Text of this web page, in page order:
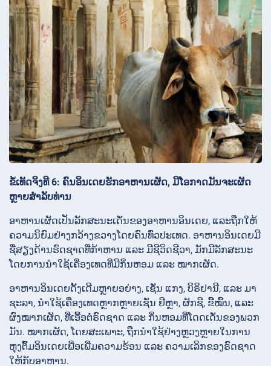
ຂໍ້ເທັດຈິງທີ 6: ຄົນອິນເດຍຮັກອາຫານເຜັດ, ມີໂອກາດມັນຈະເຜັດ
ຫຼາຍສຳລັບທ່ານ
ອາຫານເຜັດເປັນລັກສະນະເດັ່ນຂອງອາຫານອິນເດຍ, ແລະຖືກໃຫ້
ຄວາມນິຍົມຢ່າງກວ້າງຂວາງໂດຍຄົນທົ່ວປະເທດ. ອາຫານອິນເດຍມີ
ຊື່ສຽງດ້ານຣົດຊາດທີ່ກ້າຫານ ແລະ ມີຊີວິດຊີວາ, ມັກມີລັກສະນະ
ໂດຍການນຳໃຊ້ເຄື່ອງເທດທີ່ມີກິ່ນຫອມ ແລະ ໝາກເຜັດ.
ອາຫານອິນເດຍດັ້ງເດີມຫຼາຍອຍ່າງ, ເຊັ່ນ ແກງ, ບິຣິຢານີ, ແລະ ມາ
ຊະລາ, ນຳໃຊ້ເຄື່ອງເທດຫຼາກຫຼາຍເຊັ່ນ ຢີຫຼາ, ຜັກຊີ, ຂີ້ໝິ້ນ, ແລະ
ຜົງໝາກເຜັດ, ທີ່ເອື້ອຕໍ່ຣົດຊາດ ແລະ ກິ່ນຫອມທີ່ໂດດເດັ່ນຂອງພວກ
ມັນ. ໝາກເຜັດ, ໂດຍສະເພາະ, ຖືກນຳໃຊ້ຢ່າງຫຼວງຫຼາຍໃນການ
ຫຸງຕົ້ມອິນເດຍເພື່ອເພີ່ມຄວາມຮ້ອນ ແລະ ຄວາມເລິກຂອງຣົດຊາດ
ໃຫ້ກັບອາຫານ.